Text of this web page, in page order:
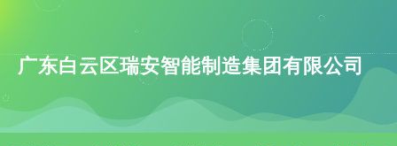
广东白云区瑞安智能制造集团有限公司